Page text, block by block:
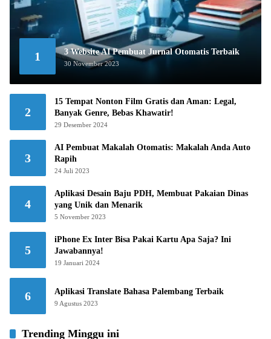
1 3 Website AI Pembuat Jurnal Otomatis Terbaik
30 November 2023
2
15 Tempat Nonton Film Gratis dan Aman: Legal,
Banyak Genre, Bebas Khawatir!
29 Desember 2024
3
AI Pembuat Makalah Otomatis: Makalah Anda Auto
Rapih
24 Juli 2023
4
Aplikasi Desain Baju PDH, Membuat Pakaian Dinas
yang Unik dan Menarik
5 November 2023
5
iPhone Ex Inter Bisa Pakai Kartu Apa Saja? Ini
Jawabannya!
19 Januari 2024
6 Aplikasi Translate Bahasa Palembang Terbaik
9 Agustus 2023
Trending Minggu ini